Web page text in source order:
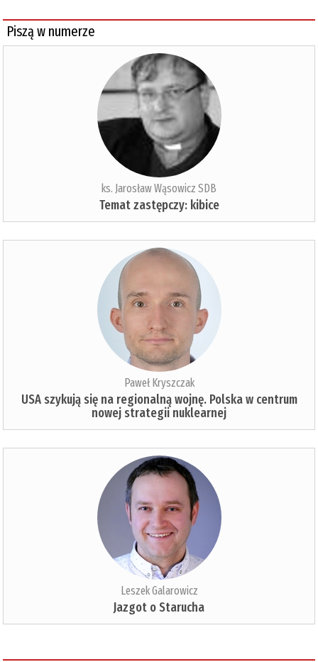
Piszą w numerze
ks. Jarosław Wąsowicz SDB
Temat zastępczy: kibice
Paweł Kryszczak
USA szykują się na regionalną wojnę. Polska w centrum
nowej strategii nuklearnej
Leszek Galarowicz
Jazgot o Starucha